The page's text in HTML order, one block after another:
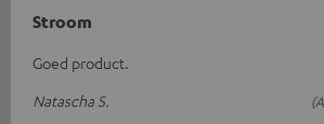
Stroom
Goed product.
Natascha S.